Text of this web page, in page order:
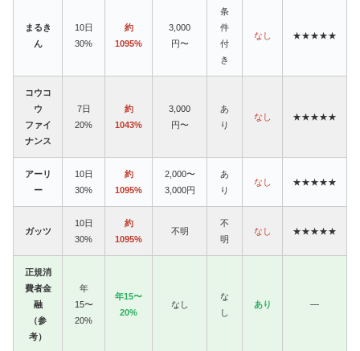
まるき
ん
10日
30%
約
1095%
3,000
円〜
条
件
付
き
なし ★★★★★
コウコ
ウ
ファイ
ナンス
7日
20%
約
1043%
3,000
円〜
あ
り
なし ★★★★★
アーリ
ー
10日
30%
約
1095%
2,000〜
3,000円
あ
り
なし ★★★★★
ガッツ
10日
30%
約
1095%
不明
不
明
なし ★★★★★
正規消
費者金
融
（参
考）
年
15〜
20%
年15〜
20%
なし
な
し
あり —